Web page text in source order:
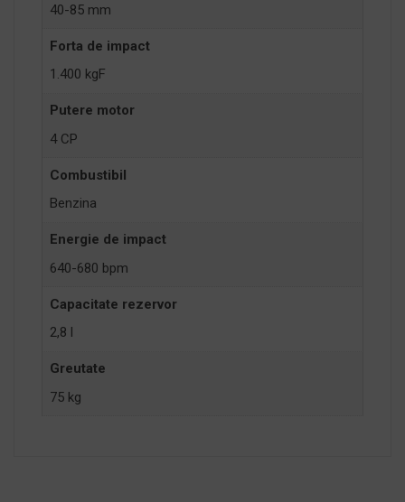
40-85 mm
Forta de impact
1.400 kgF
Putere motor
4 CP
Combustibil
Benzina
Energie de impact
640-680 bpm
Capacitate rezervor
2,8 l
Greutate
75 kg